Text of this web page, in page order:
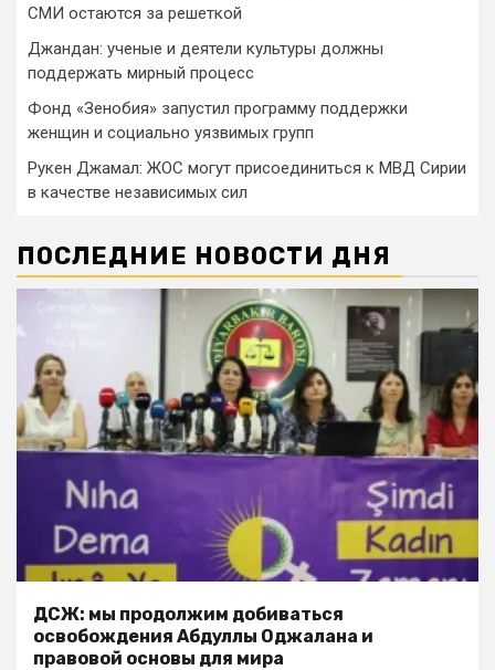
СМИ остаются за решеткой
Джандан: ученые и деятели культуры должны
поддержать мирный процесс
Фонд «Зенобия» запустил программу поддержки
женщин и социально уязвимых групп
Рукен Джамал: ЖОС могут присоединиться к МВД Сирии
в качестве независимых сил
ПОСЛЕДНИЕ НОВОСТИ ДНЯ
ДСЖ: мы продолжим добиваться
освобождения Абдуллы Оджалана и
правовой основы для мира